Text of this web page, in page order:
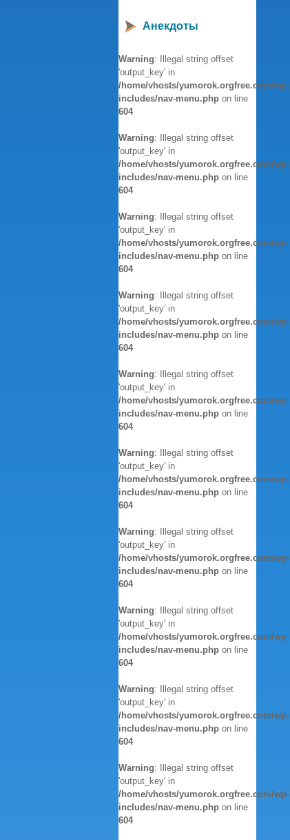
Анекдоты
Warning: Illegal string offset
'output_key' in
/home/vhosts/yumorok.orgfree.com/wp-
includes/nav-menu.php on line
604
Warning: Illegal string offset
'output_key' in
/home/vhosts/yumorok.orgfree.com/wp-
includes/nav-menu.php on line
604
Warning: Illegal string offset
'output_key' in
/home/vhosts/yumorok.orgfree.com/wp-
includes/nav-menu.php on line
604
Warning: Illegal string offset
'output_key' in
/home/vhosts/yumorok.orgfree.com/wp-
includes/nav-menu.php on line
604
Warning: Illegal string offset
'output_key' in
/home/vhosts/yumorok.orgfree.com/wp-
includes/nav-menu.php on line
604
Warning: Illegal string offset
'output_key' in
/home/vhosts/yumorok.orgfree.com/wp-
includes/nav-menu.php on line
604
Warning: Illegal string offset
'output_key' in
/home/vhosts/yumorok.orgfree.com/wp-
includes/nav-menu.php on line
604
Warning: Illegal string offset
'output_key' in
/home/vhosts/yumorok.orgfree.com/wp-
includes/nav-menu.php on line
604
Warning: Illegal string offset
'output_key' in
/home/vhosts/yumorok.orgfree.com/wp-
includes/nav-menu.php on line
604
Warning: Illegal string offset
'output_key' in
/home/vhosts/yumorok.orgfree.com/wp-
includes/nav-menu.php on line
604